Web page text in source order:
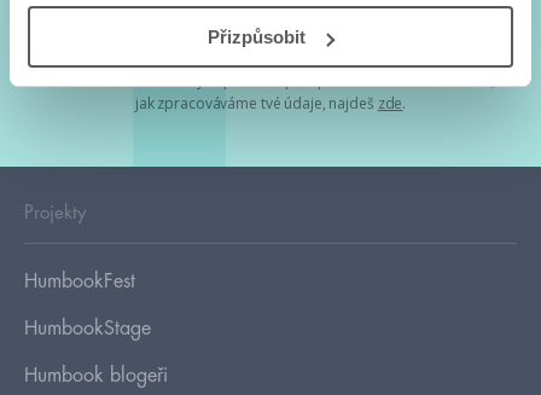
Přizpůsobit
Tvá e-mailová adresa je u nás v bezpečí. Přečti si
jak zpracováváme tvé údaje, najdeš zde.
Projekty
HumbookFest
HumbookStage
Humbook blogeři